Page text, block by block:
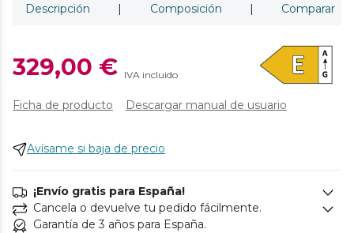
Descripción | Composición | Comparar
329,00 € IVA incluido
Ficha de producto Descargar manual de usuario
Avísame si baja de precio
¡Envío gratis para España!
Cancela o devuelve tu pedido fácilmente.
Garantía de 3 años para España.